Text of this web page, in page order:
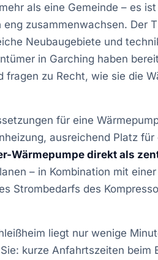
als eine Gemeinde – es
zusammenwachsen. Der
Neubaugebiete und
in Garching haben
fragen zu Recht, wie sie die
für eine
ausreichend Platz
Wärmepumpe direkt als
– in Kombination mit
Strombedarfs des
liegt nur wenige
kurze Anfahrtszeiten beim